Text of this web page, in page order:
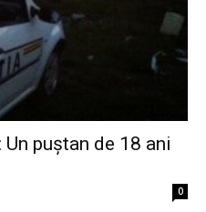
Un puştan de 18 ani
0